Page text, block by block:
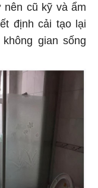
nên cũ kỹ và ẩm
định cải tạo lại
gian sống